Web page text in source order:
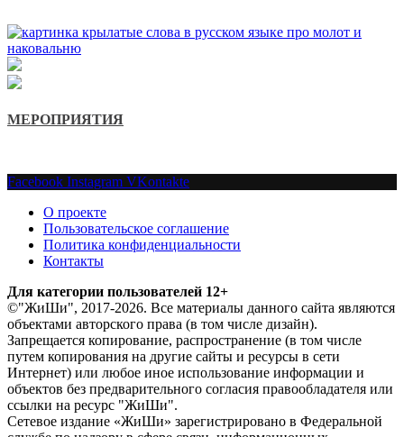
МЕРОПРИЯТИЯ
Facebook Instagram VKontakte
О проекте
Пользовательское соглашение
Политика конфиденциальности
Контакты
Для категории пользователей 12+
©"ЖиШи", 2017-2026. Все материалы данного сайта являются
объектами авторского права (в том числе дизайн).
Запрещается копирование, распространение (в том числе
путем копирования на другие сайты и ресурсы в сети
Интернет) или любое иное использование информации и
объектов без предварительного согласия правообладателя или
ссылки на ресурс "ЖиШи".
Сетевое издание «ЖиШи» зарегистрировано в Федеральной